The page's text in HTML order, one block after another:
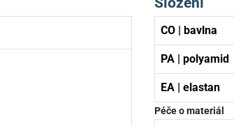
CO | bavlna
PA | polyamid
EA | elastan
Péče o materiál